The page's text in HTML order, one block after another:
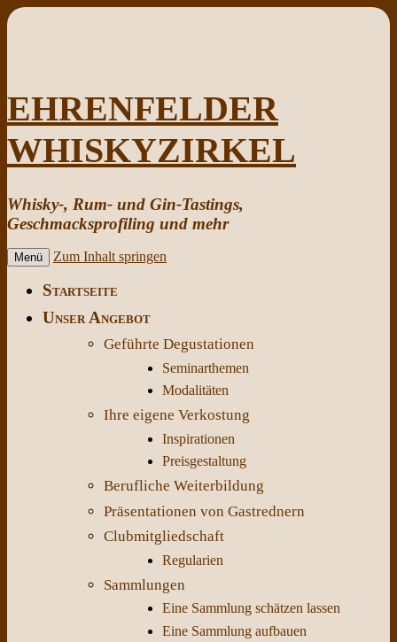
EHRENFELDER
WHISKYZIRKEL
Whisky-, Rum- und Gin-Tastings,
Geschmacksprofiling und mehr
Menü Zum Inhalt springen
Startseite
Unser Angebot
Geführte Degustationen
Seminarthemen
Modalitäten
Ihre eigene Verkostung
Inspirationen
Preisgestaltung
Berufliche Weiterbildung
Präsentationen von Gastrednern
Clubmitgliedschaft
Regularien
Sammlungen
Eine Sammlung schätzen lassen
Eine Sammlung aufbauen